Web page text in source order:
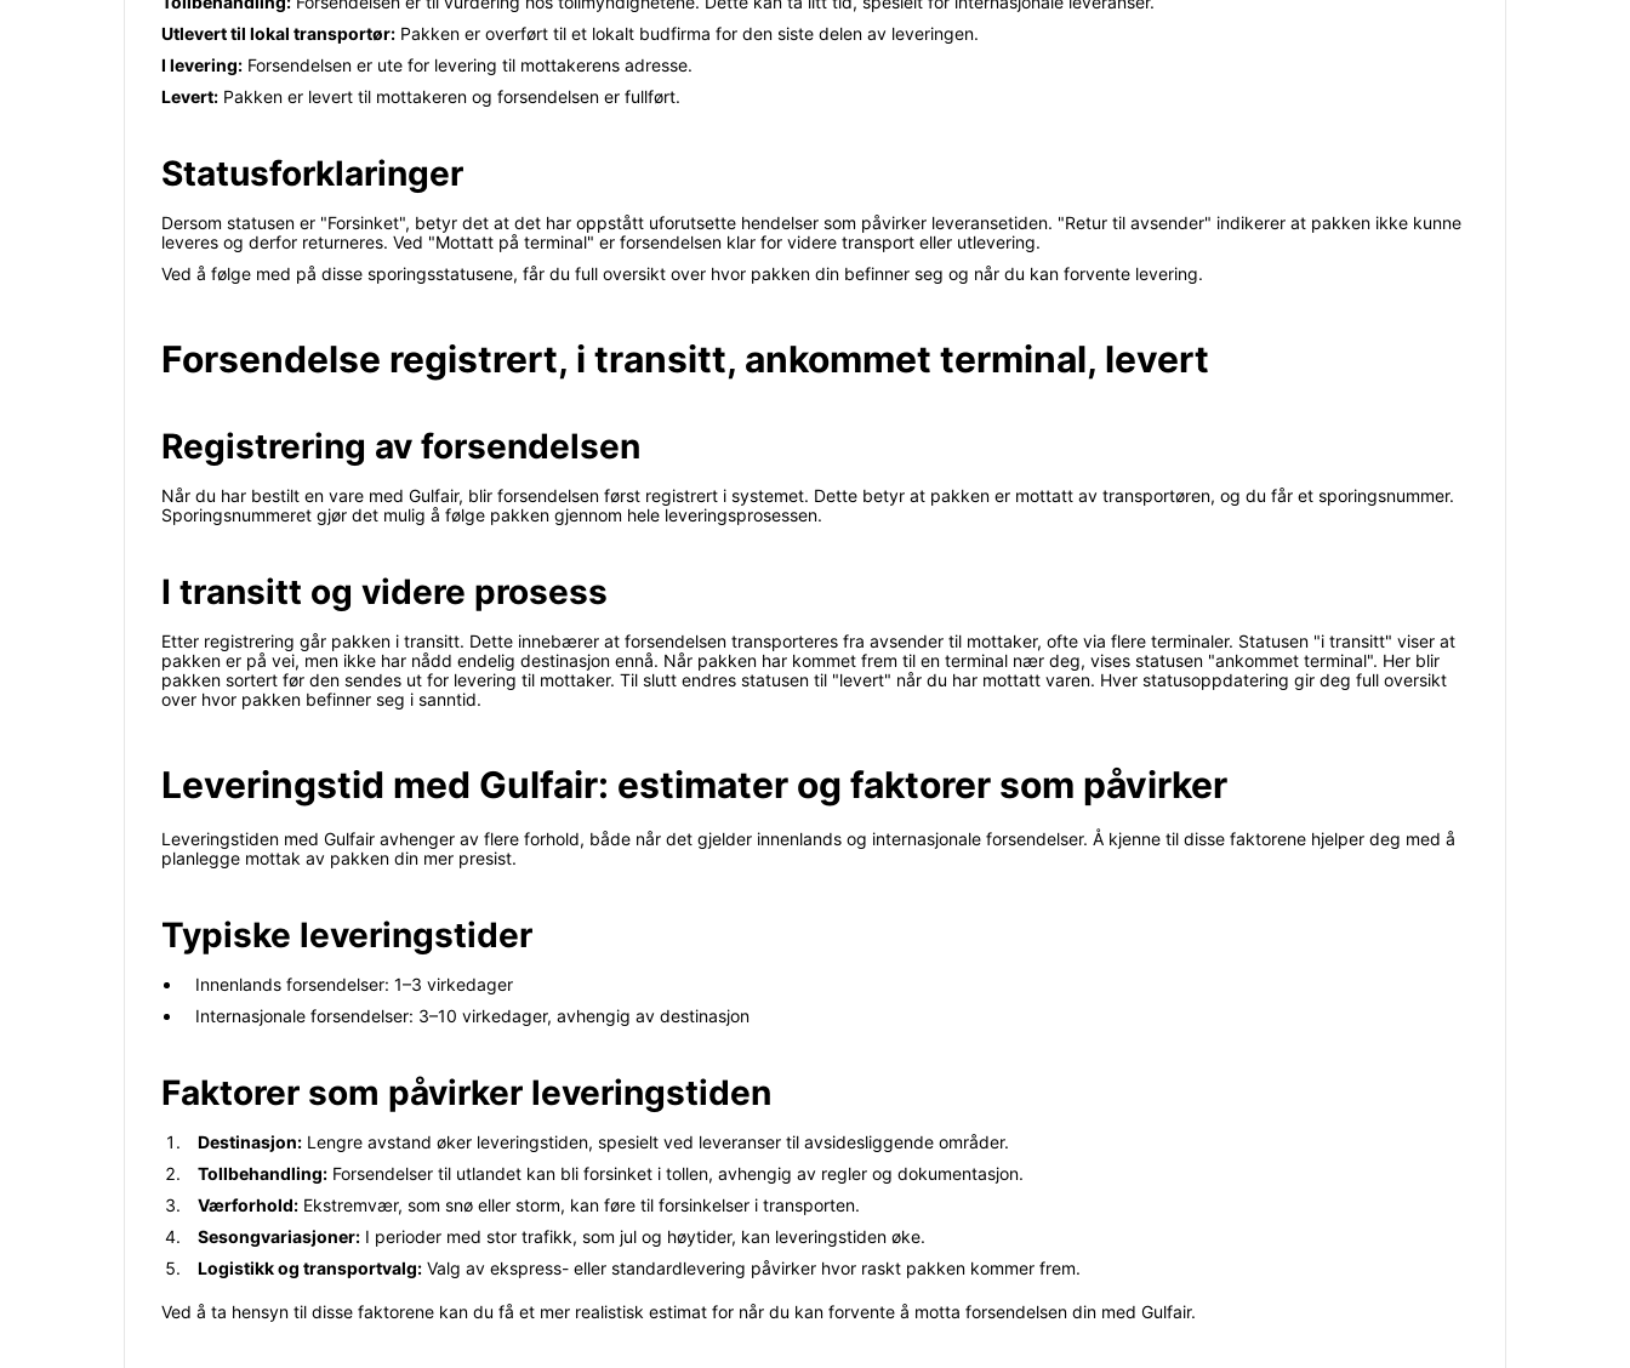
Utlevert til lokal transportør: Pakken er overført til et lokalt budfirma for den siste delen av leveringen.
I levering: Forsendelsen er ute for levering til mottakerens adresse.
Levert: Pakken er levert til mottakeren og forsendelsen er fullført.
Statusforklaringer
Dersom statusen er "Forsinket", betyr det at det har oppstått uforutsette hendelser som påvirker leveransetiden. "Retur til avsender" indikerer at pakken ikke kunne
leveres og derfor returneres. Ved "Mottatt på terminal" er forsendelsen klar for videre transport eller utlevering.
Ved å følge med på disse sporingsstatusene, får du full oversikt over hvor pakken din befinner seg og når du kan forvente levering.
Forsendelse registrert, i transitt, ankommet terminal, levert
Registrering av forsendelsen
Når du har bestilt en vare med Gulfair, blir forsendelsen først registrert i systemet. Dette betyr at pakken er mottatt av transportøren, og du får et sporingsnummer.
Sporingsnummeret gjør det mulig å følge pakken gjennom hele leveringsprosessen.
I transitt og videre prosess
Etter registrering går pakken i transitt. Dette innebærer at forsendelsen transporteres fra avsender til mottaker, ofte via flere terminaler. Statusen "i transitt" viser at
pakken er på vei, men ikke har nådd endelig destinasjon ennå. Når pakken har kommet frem til en terminal nær deg, vises statusen "ankommet terminal". Her blir
pakken sortert før den sendes ut for levering til mottaker. Til slutt endres statusen til "levert" når du har mottatt varen. Hver statusoppdatering gir deg full oversikt
over hvor pakken befinner seg i sanntid.
Leveringstid med Gulfair: estimater og faktorer som påvirker
Leveringstiden med Gulfair avhenger av flere forhold, både når det gjelder innenlands og internasjonale forsendelser. Å kjenne til disse faktorene hjelper deg med å
planlegge mottak av pakken din mer presist.
Typiske leveringstider
Innenlands forsendelser: 1–3 virkedager
Internasjonale forsendelser: 3–10 virkedager, avhengig av destinasjon
Faktorer som påvirker leveringstiden
Destinasjon: Lengre avstand øker leveringstiden, spesielt ved leveranser til avsidesliggende områder.
Tollbehandling: Forsendelser til utlandet kan bli forsinket i tollen, avhengig av regler og dokumentasjon.
Værforhold: Ekstremvær, som snø eller storm, kan føre til forsinkelser i transporten.
Sesongvariasjoner: I perioder med stor trafikk, som jul og høytider, kan leveringstiden øke.
Logistikk og transportvalg: Valg av ekspress- eller standardlevering påvirker hvor raskt pakken kommer frem.
Ved å ta hensyn til disse faktorene kan du få et mer realistisk estimat for når du kan forvente å motta forsendelsen din med Gulfair.